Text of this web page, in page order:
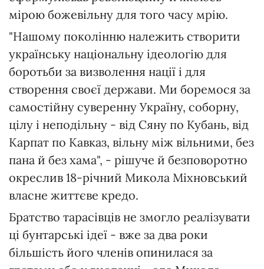
мірою божевільну для того часу мрію.
"Нашому поколінню належить створити
українську національну ідеологію для
боротьби за визволення нації і для
створення своєї держави. Ми боремося за
самостійну суверенну Україну, соборну,
цілу і неподільну - від Сяну по Кубань, від
Карпат по Кавказ, вільну між вільними, без
пана й без хама", - рішуче й безповоротно
окреслив 18-річний Микола Міхновський
власне життєве кредо.
Братство тарасівців не змогло реалізувати
ці бунтарські ідеї - вже за два роки
більшість його членів опинилася за